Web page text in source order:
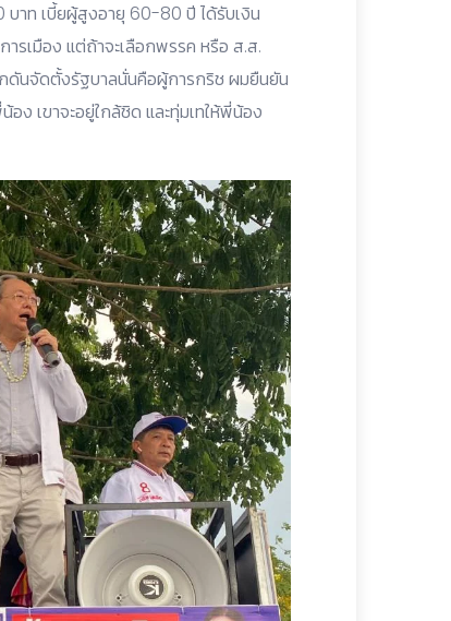
บาท เบี้ยผู้สูงอายุ 60-80 ปี ได้รับเงิน
รเมือง แต่ถ้าจะเลือกพรรค หรือ ส.ส.
ดันจัดตั้งรัฐบาลนั่นคือผู้การกริช ผมยืนยัน
ง เขาจะอยู่ใกล้ชิด และทุ่มเทให้พี่น้อง